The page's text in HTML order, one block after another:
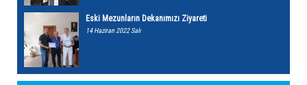
Eski Mezunların Dekanımızı Ziyareti
14 Haziran 2022 Salı